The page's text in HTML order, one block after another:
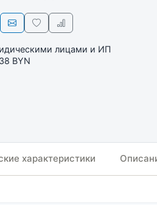
лицами и ИП
BYN
характеристики